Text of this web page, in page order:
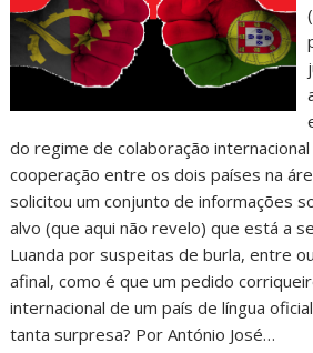
do regime de colaboração
cooperação entre os dois países na
solicitou um conjunto de informações
alvo (que aqui não revelo) que está a
Luanda por suspeitas de burla, entre
afinal, como é que um pedido
internacional de um país de língua
tanta surpresa? Por António José…